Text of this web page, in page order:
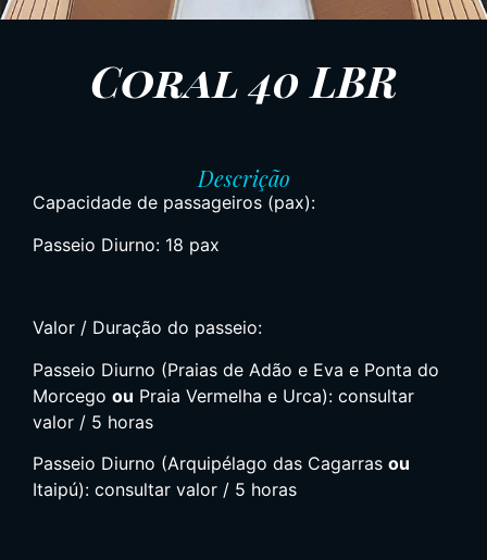
Coral 40 LBR
Descrição
Capacidade de passageiros (pax):
Passeio Diurno: 18 pax
Valor / Duração do passeio:
Passeio Diurno (Praias de Adão e Eva e Ponta do
Morcego ou Praia Vermelha e Urca): consultar
valor / 5 horas
Passeio Diurno (Arquipélago das Cagarras ou
Itaipú): consultar valor / 5 horas